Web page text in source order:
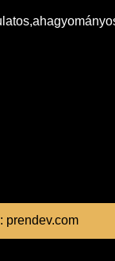
prendev.com